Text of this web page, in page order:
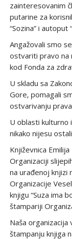
zainteresovanim
putarine za
“Sozina” i autoput
Angažovali smo
ostvariti pravo na
kod Fonda za
U skladu sa
Gore, pomagali
ostvarivanju
U oblasti
nikako nijesu
Književnica
Organizaciji
na urađenoj knjizi
Organizacije
knjigu “Suza ima
štampariji
Naša organizacija
štampanju knjiga